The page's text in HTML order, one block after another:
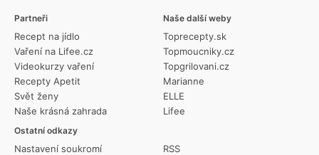
Partneři
Recept na jídlo
Vaření na Lifee.cz
Videokurzy vaření
Recepty Apetit
Svět ženy
Naše krásná zahrada
Ostatní odkazy
Nastavení soukromí
RSS
Naše další weby
Toprecepty.sk
Topmoucniky.cz
Topgrilovani.cz
Marianne
ELLE
Lifee